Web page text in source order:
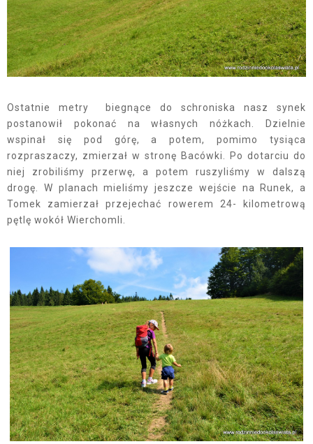
Ostatnie metry biegnące do schroniska nasz synek
postanowił pokonać na własnych nóżkach. Dzielnie
wspinał się pod górę, a potem, pomimo tysiąca
rozpraszaczy, zmierzał w stronę Bacówki. Po dotarciu do
niej zrobiliśmy przerwę, a potem ruszyliśmy w dalszą
drogę. W planach mieliśmy jeszcze wejście na Runek, a
Tomek zamierzał przejechać rowerem 24- kilometrową
pętlę wokół Wierchomli.